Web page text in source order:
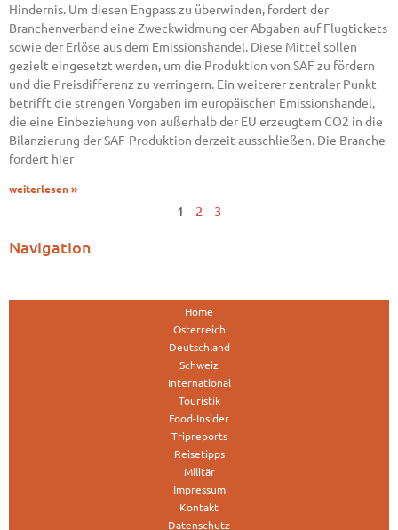
Hindernis. Um diesen Engpass zu überwinden, fordert der
Branchenverband eine Zweckwidmung der Abgaben auf Flugtickets
sowie der Erlöse aus dem Emissionshandel. Diese Mittel sollen
gezielt eingesetzt werden, um die Produktion von SAF zu fördern
und die Preisdifferenz zu verringern. Ein weiterer zentraler Punkt
betrifft die strengen Vorgaben im europäischen Emissionshandel,
die eine Einbeziehung von außerhalb der EU erzeugtem CO2 in die
Bilanzierung der SAF-Produktion derzeit ausschließen. Die Branche
fordert hier
weiterlesen »
1 2 3
Navigation
Home
Österreich
Deutschland
Schweiz
International
Touristik
Food-Insider
Tripreports
Reisetipps
Militär
Impressum
Kontakt
Datenschutz